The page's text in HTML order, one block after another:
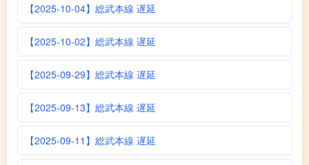
【2025-10-04】総武本線 遅延
【2025-10-02】総武本線 遅延
【2025-09-29】総武本線 遅延
【2025-09-13】総武本線 遅延
【2025-09-11】総武本線 遅延